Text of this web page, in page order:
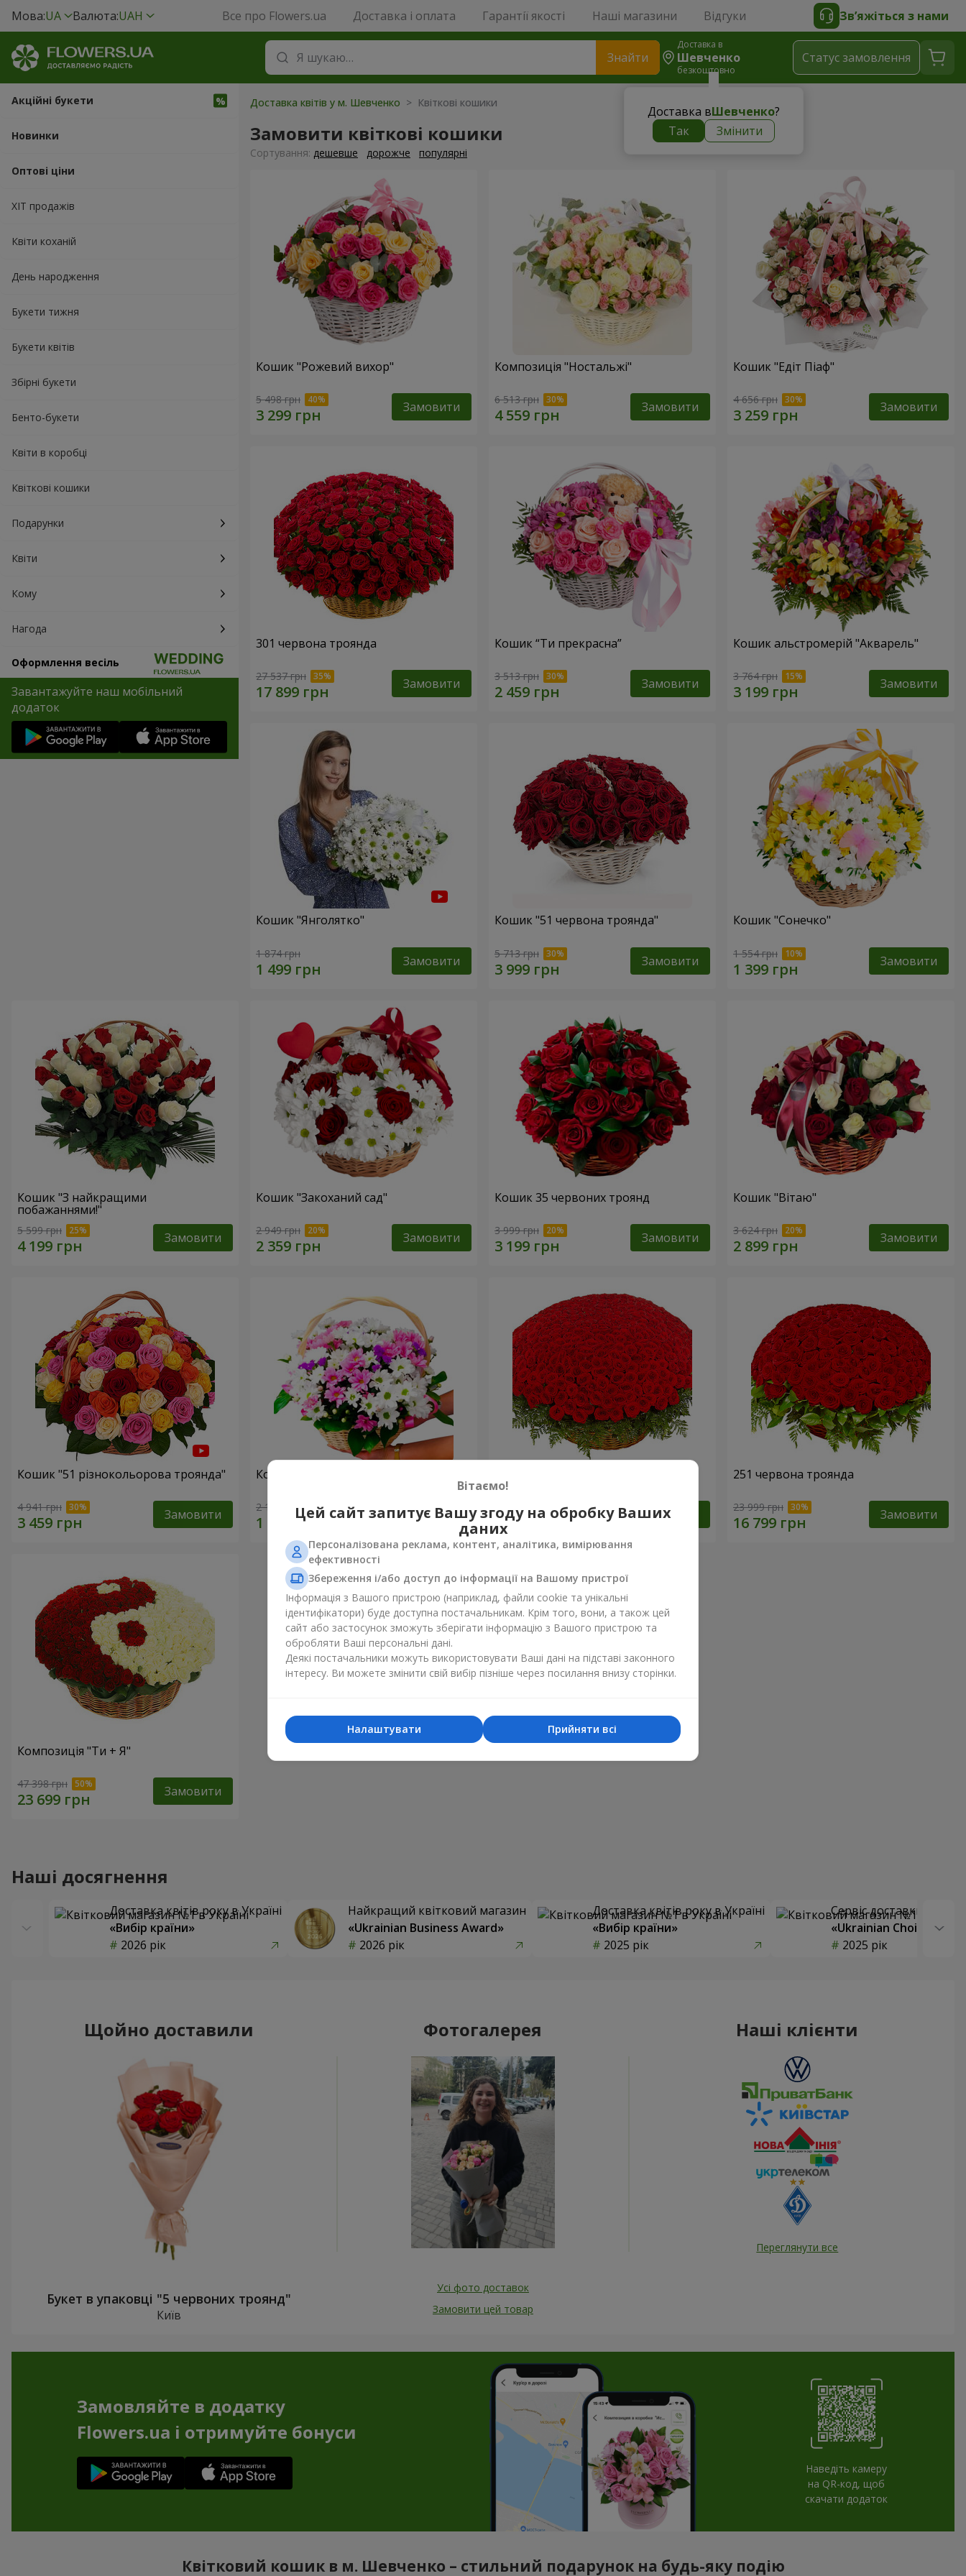
Мова:UA Валюта:UAH Все про Flowers.ua Доставка і оплата Гарантії якості Наші магазини Відгуки Зв’яжіться з нами
Знайти
Доставка в
Шевченко
безкоштовно
Доставка вШевченко?
Так
Змінити
Статус замовлення
Акційні букети
Новинки
Оптові ціни
ХІТ продажів
Квіти коханій
День народження
Букети тижня
Букети квітів
Збірні букети
Бенто-букети
Квіти в коробці
Квіткові кошики
Подарунки
Квіти
Кому
Нагода
Оформлення весіль
Завантажуйте наш мобільний
додаток
Доставка квітів у м. Шевченко > Квіткові кошики
Замовити квіткові кошики
Сортування: дешевше дорожче популярні
Кошик "Рожевий вихор"
5 498 грн Замовити
Композиція "Ностальжі"
6 513 грн Замовити
Кошик "Едіт Піаф"
4 656 грн Замовити
301 червона троянда
27 537 грн Замовити
Кошик “Ти прекрасна”
3 513 грн Замовити
Кошик альстромерій "Акварель"
3 764 грн Замовити
Кошик "Янголятко"
1 874 грн Замовити
Кошик "51 червона троянда"
5 713 грн Замовити
Кошик "Сонечко"
1 554 грн Замовити
Кошик "З найкращими
побажаннями!"
5 599 грн Замовити
Кошик "Закоханий сад"
2 949 грн Замовити
Кошик 35 червоних троянд
3 999 грн Замовити
Кошик "Вітаю"
3 624 грн Замовити
Кошик "51 різнокольорова троянда"
4 941 грн Замовити
Кошик хризантем "Яскрава галявина"
2 187 грн Замовити 55 816 грн Замовити
251 червона троянда
23 999 грн Замовити
Композиція "Ти + Я"
47 398 грн Замовити
Наші досягнення
Доставка квітів року в Україні
«Вибір країни»
2026 рік
Найкращий квітковий магазин
«Ukrainian Business Award»
2026 рік
Доставка квітів року в Україні
«Вибір країни»
2025 рік
Сервіс доставки квітів
«Ukrainian Choice»
2025 рік
Щойно доставили
Букет в упаковці "5 червоних троянд"
Київ
Фотогалерея
Усі фото доставок
Замовити цей товар
Наші клієнти
Переглянути все
Замовляйте в додатку
Flowers.ua і отримуйте бонуси
Наведіть камеру
на QR-код, щоб
скачати додаток
Квітковий кошик в м. Шевченко – стильний подарунок на будь-яку подію
Вітаємо!
Цей сайт запитує Вашу згоду на обробку Ваших
даних
Персоналізована реклама, контент, аналітика, вимірювання
ефективності
Збереження і/або доступ до інформації на Вашому пристрої
Інформація з Вашого пристрою (наприклад, файли cookie та унікальні
ідентифікатори) буде доступна постачальникам. Крім того, вони, а також цей
сайт або застосунок зможуть зберігати інформацію з Вашого пристрою та
обробляти Ваші персональні дані.
Деякі постачальники можуть використовувати Ваші дані на підставі законного
інтересу. Ви можете змінити свій вибір пізніше через посилання внизу сторінки.
Прийняти всі
Налаштувати